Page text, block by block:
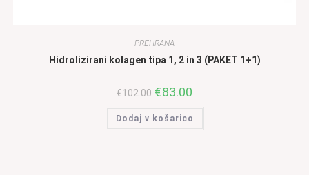
PREHRANA
Hidrolizirani kolagen tipa 1, 2 in 3 (PAKET 1+1)
€102.00 Izvirna
cena
bila:
€83.00
€83.00.
Dodaj v košarico